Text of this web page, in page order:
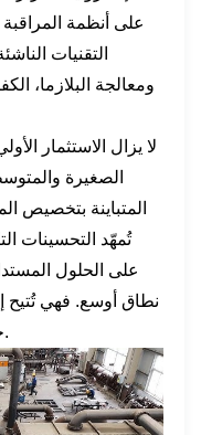
على أنظمة
التقنيات
ومعالجة البلازما،
لا يزال الاستثمار
الصغيرة
المتباينة بتخصيص
تُمهّد التحسينات
على الحلول
نطاق أوسع. فهي تُتيح
حيث التكلفة وكفاءة استخدام الموارد.